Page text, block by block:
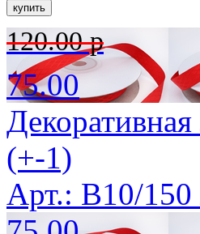
120.00 р
75.00
(+-1)
Арт.: B10/150